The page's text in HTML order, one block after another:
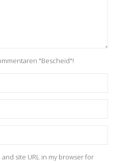
"Bescheid"!
and site URL in my browser for